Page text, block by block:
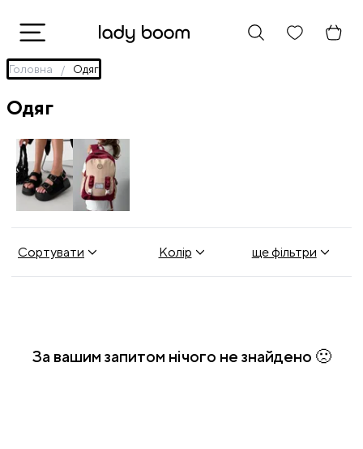
Головна Одяг
Одяг
Сортувати Колір ще фільтри
За вашим запитом нічого не знайдено 🙁